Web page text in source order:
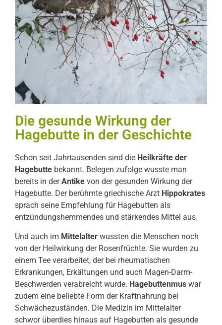
Die gesunde Wirkung der
Hagebutte in der Geschichte
Schon seit Jahrtausenden sind die Heilkräfte der
Hagebutte bekannt. Belegen zufolge wusste man
bereits in derAntike von der gesunden Wirkung der
Hagebutte. Der berühmte griechische Arzt Hippokrates
sprach seine Empfehlung für Hagebutten als
entzündungshemmendes und stärkendes Mittel aus.
Und auch im Mittelalter wussten die Menschen noch
von der Heilwirkung der Rosenfrüchte. Sie wurden zu
einem Tee verarbeitet, der bei rheumatischen
Erkrankungen, Erkältungen und auch Magen-Darm-
Beschwerden verabreicht wurde. Hagebuttenmus war
zudem eine beliebte Form der Kraftnahrung bei
Schwächezuständen. Die Medizin im Mittelalter
schwor überdies hinaus auf Hagebutten als gesunde